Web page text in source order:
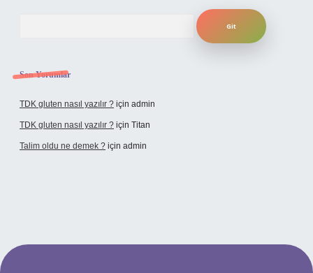
Son Yorumlar
TDK gluten nasıl yazılır ? için admin
TDK gluten nasıl yazılır ? için Titan
Talim oldu ne demek ? için admin
giriş